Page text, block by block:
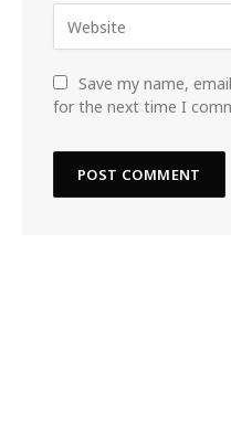
Save my name,
for the next time I